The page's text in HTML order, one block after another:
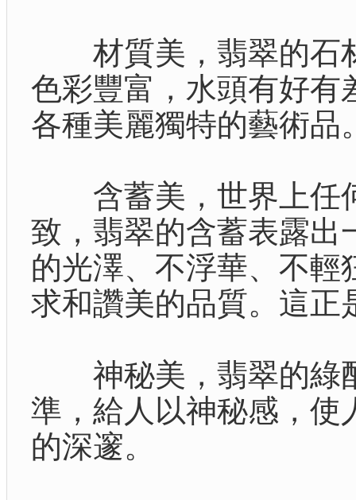
材質美，翡翠的石材
色彩豐富，水頭有好有
各種美麗獨特的藝術品
含蓄美，世界上任何
致，翡翠的含蓄表露出
的光澤、不浮華、不輕
求和讚美的品質。這正
神秘美，翡翠的綠配
準，給人以神秘感，使
的深邃。